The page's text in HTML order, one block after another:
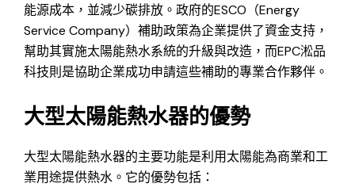
能源成本，並減少碳排放。政府的ESCO（Energy
Service Company）補助政策為企業提供了資金支持，
幫助其實施太陽能熱水系統的升級與改造，而EPC淞品
科技則是協助企業成功申請這些補助的專業合作夥伴。
大型太陽能熱水器的優勢
大型太陽能熱水器的主要功能是利用太陽能為商業和工
業用途提供熱水。它的優勢包括：